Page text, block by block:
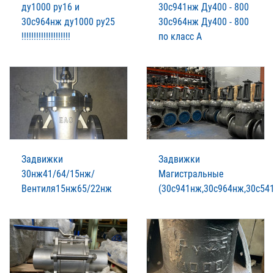
ду1000 ру16 и
30с964нж ду1000 ру25
!!!!!!!!!!!!!!!!!!!!
30с941нж Ду400 - 800
30с964нж Ду400 - 800
по класс А
Задвижки
30нж41/64/15нж/
Вентиля15нж65/22нж
Задвижки
Магистральные